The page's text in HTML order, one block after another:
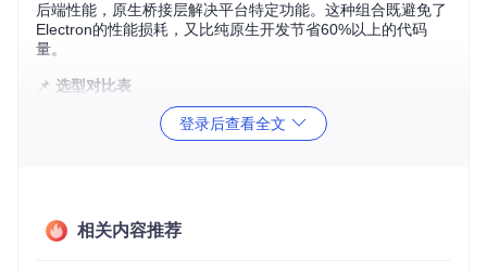
后端性能，原生桥接层解决平台特定功能。这种组合既避免了
Electron的性能损耗，又比纯原生开发节省60%以上的代码
量。
📌 选型对比表
性
原生体
开发效
纯原生开发
最
登录后查看全文
相关内容推荐